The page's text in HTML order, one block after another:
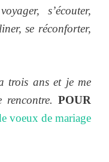
s’écouter,
se réconforter,
trois ans et je me
POUR
voeux de mariage